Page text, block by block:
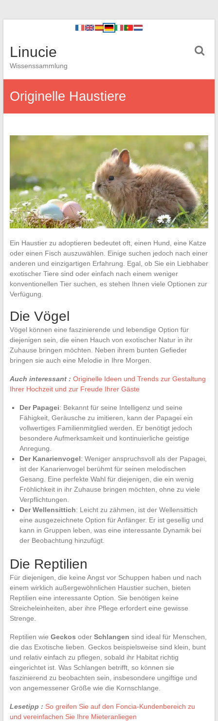
Linucie
Wissenssammlung
Originelle Haustiere
Ein Haustier zu adoptieren bedeutet oft, einen Hund, eine Katze
oder einen Fisch auszuwählen. Einige suchen jedoch nach einer
anderen und einzigartigen Erfahrung. Egal, ob Sie ein Liebhaber
exotischer Tiere sind oder einfach nach einem weniger
konventionellen Tier suchen, es stehen Ihnen viele Optionen zur
Verfügung.
Die Vögel
Vögel können eine faszinierende und lebendige Option für
diejenigen sein, die einen Hauch von exotischer Natur in ihr
Zuhause bringen möchten. Neben ihrem bunten Gefieder
bringen sie auch eine Melodie in Ihre Morgen.
Auch interessant : Originelle Ideen und Trends zur Gestaltung
Ihrer Hochzeit und zur Freude Ihrer Gäste
Der Papagei: Bekannt für seine Intelligenz und seine
Fähigkeit, Geräusche zu imitieren, kann der Papagei ein
vollwertiges Familienmitglied werden. Er benötigt jedoch
besondere Aufmerksamkeit und kontinuierliche geistige
Anregung.
Der Kanarienvogel: Weniger anspruchsvoll als der Papagei,
ist der Kanarienvogel berühmt für seinen melodischen
Gesang. Eine perfekte Wahl für diejenigen, die ein wenig
Fröhlichkeit in ihr Zuhause bringen möchten, ohne zu viele
Verpflichtungen.
Der Wellensittich: Leicht zu zähmen, ist der Wellensittich
eine ausgezeichnete Option für Anfänger. Er ist gesellig und
kann in Gruppen leben, was eine interessante Dynamik bei
der Beobachtung hinzufügt.
Die Reptilien
Für diejenigen, die keine Angst vor Schuppen haben und nach
einem wirklich außergewöhnlichen Haustier suchen, bieten
Reptilien eine interessante Option. Sie benötigen keine
Streicheleinheiten, aber ihre Pflege erfordert eine gewisse
Strenge.
Reptilien wie Geckos oder Schlangen sind ideal für Menschen,
die das Exotische lieben. Geckos beispielsweise sind klein, bunt
und relativ einfach zu pflegen, sobald ihr Habitat richtig
eingerichtet ist. Was Schlangen betrifft, so können sie
faszinierend zu beobachten sein, insbesondere ungiftige und
von angemessener Größe wie die Kornschlange.
Lesetipp : So greifen Sie auf den Foncia-Kundenbereich zu
und vereinfachen Sie Ihre Mieteranliegen